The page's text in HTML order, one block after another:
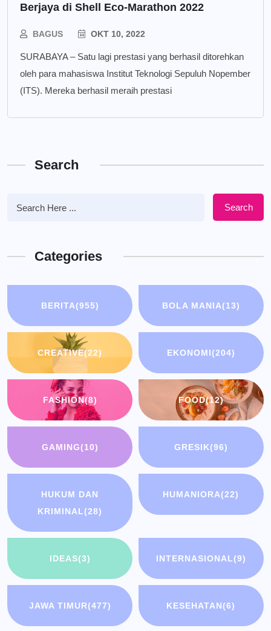
Berjaya di Shell Eco-Marathon 2022
BAGUS OKT 10, 2022
SURABAYA – Satu lagi prestasi yang berhasil ditorehkan
oleh para mahasiswa Institut Teknologi Sepuluh Nopember
(ITS). Mereka berhasil meraih prestasi
Search
Search
Categories
BERITA(955) BOLA MANIA(13)
CREATIVE(22) EKONOMI(204)
FASHION(8) FOOD(12)
GAMING(10) GRESIK(96)
HUKUM DAN
KRIMINAL(28)
HUMANIORA(22)
IDEAS(3) INTERNASIONAL(9)
JAWA TIMUR(477) KESEHATAN(6)